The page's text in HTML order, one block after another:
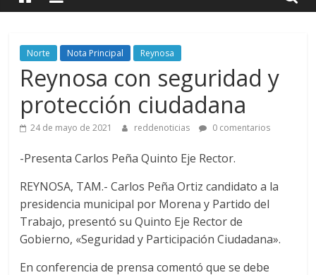
Norte Nota Principal Reynosa
Reynosa con seguridad y
protección ciudadana
24 de mayo de 2021 reddenoticias 0 comentarios
-Presenta Carlos Peña Quinto Eje Rector.
REYNOSA, TAM.- Carlos Peña Ortiz candidato a la
presidencia municipal por Morena y Partido del
Trabajo, presentó su Quinto Eje Rector de
Gobierno, «Seguridad y Participación Ciudadana».
En conferencia de prensa comentó que se debe